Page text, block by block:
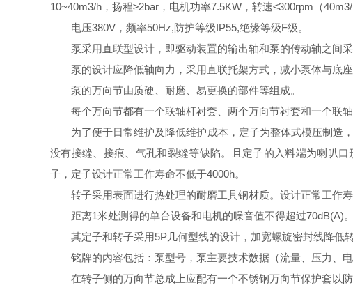
10~40m3/h，扬程≥2bar，电机功率7.5KW，转速≤300rpm（
电压380V，频率50Hz,防护等级IP55,绝缘等级F级。
泵采用直联型设计，即驱动装置的输出轴和泵的传动轴之间
泵的设计应降低轴向力，采用直联托架方式，减小泵体与底
泵的万向节由质硬、耐磨、易更换的部件等组成。
每个万向节都有一个联轴杆衬套、两个万向节衬套和一个联
为了便于日常维护及降低维护成本，定子为整体式模压制造
没有接缝、接痕、气孔和裂缝等缺陷。且定子的入料端为喇叭
子，定子设计正常工作寿命不低于4000h。
转子采用表面进行热处理的耐磨工具钢材质。设计正常工作
距离1米处测得的单台设备和电机的噪音值不得超过70dB(A)。
其定子和转子采用5P几何型线的设计，加宽螺旋密封线降低
铭牌的内容包括：泵型号，泵主要技术数据（流量、压力、
在转子侧的万向节总成上应配有一个不锈钢万向节保护套以